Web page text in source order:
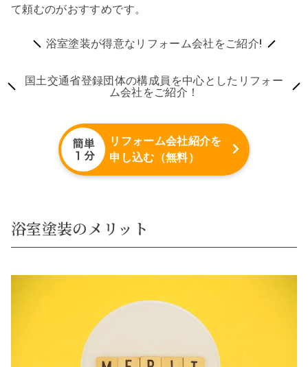
て頼むのがおすすめです。
浴室塗装が得意なリフォーム会社をご紹介!
国土交通省登録団体の構成員を中心としたリフォー
ム会社をご紹介！
リフォーム会社紹介を
申し込む（無料）
浴室塗装のメリット